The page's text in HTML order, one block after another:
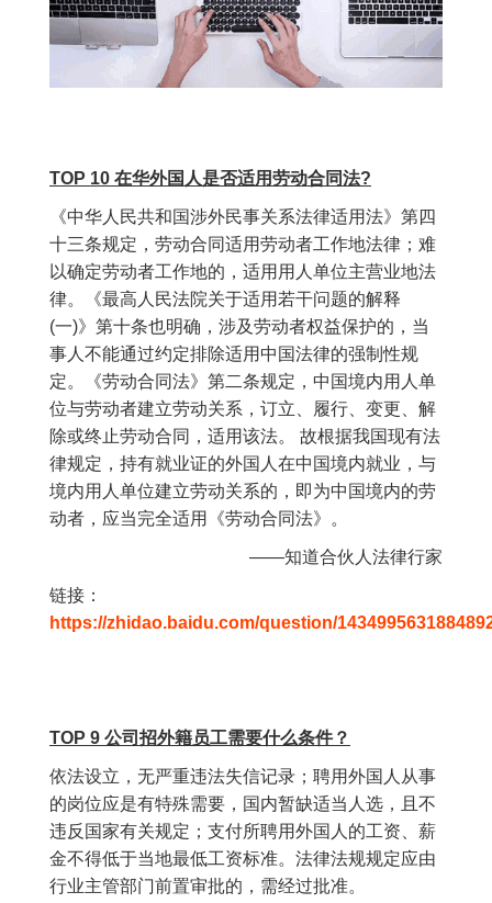
TOP 10 在华外国人是否适用劳动合同法?
《中华人民共和国涉外民事关系法律适用法》第四
十三条规定，劳动合同适用劳动者工作地法律；难
以确定劳动者工作地的，适用用人单位主营业地法
律。《最高人民法院关于适用若干问题的解释
(一)》第十条也明确，涉及劳动者权益保护的，当
事人不能通过约定排除适用中国法律的强制性规
定。《劳动合同法》第二条规定，中国境内用人单
位与劳动者建立劳动关系，订立、履行、变更、解
除或终止劳动合同，适用该法。 故根据我国现有法
律规定，持有就业证的外国人在中国境内就业，与
境内用人单位建立劳动关系的，即为中国境内的劳
动者，应当完全适用《劳动合同法》。
——知道合伙人法律行家
链接：
https://zhidao.baidu.com/question/
TOP 9 公司招外籍员工需要什么条件？
依法设立，无严重违法失信记录；聘用外国人从事
的岗位应是有特殊需要，国内暂缺适当人选，且不
违反国家有关规定；支付所聘用外国人的工资、薪
金不得低于当地最低工资标准。法律法规规定应由
行业主管部门前置审批的，需经过批准。